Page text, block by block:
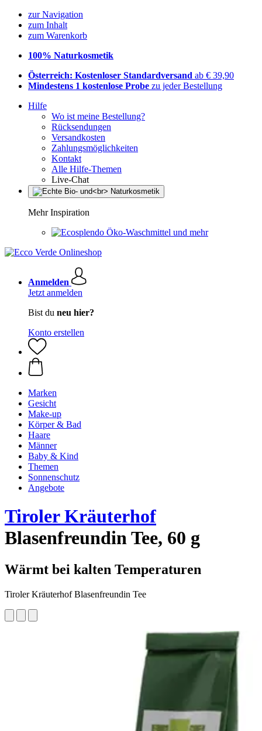
zur Navigation
zum Inhalt
zum Warenkorb
100% Naturkosmetik
Österreich: Kostenloser Standardversand ab € 39,90
Mindestens 1 kostenlose Probe zu jeder Bestellung
Hilfe
Wo ist meine Bestellung?
Rücksendungen
Versandkosten
Zahlungsmöglichkeiten
Kontakt
Alle Hilfe-Themen
Live-Chat
Mehr Inspiration
Öko-Waschmittel und mehr
Anmelden
Jetzt anmelden
Bist du neu hier?
Konto erstellen
Marken
Gesicht
Make-up
Körper & Bad
Haare
Männer
Baby & Kind
Themen
Sonnenschutz
Angebote
Tiroler Kräuterhof
Blasenfreundin Tee, 60 g
Wärmt bei kalten Temperaturen
Tiroler Kräuterhof Blasenfreundin Tee